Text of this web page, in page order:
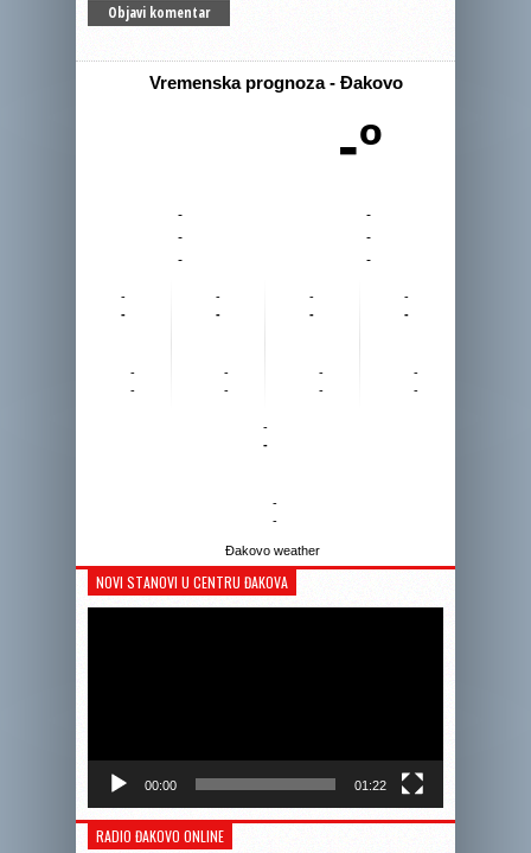
Vremenska prognoza - Đakovo
-º
-
-
-
-
-
-
-
-
-
-
-
-
-
-
-
-
-
-
-
-
-
-
-
-
-
-
Đakovo weather
NOVI STANOVI U CENTRU ĐAKOVA
00:00 01:22
RADIO ĐAKOVO ONLINE